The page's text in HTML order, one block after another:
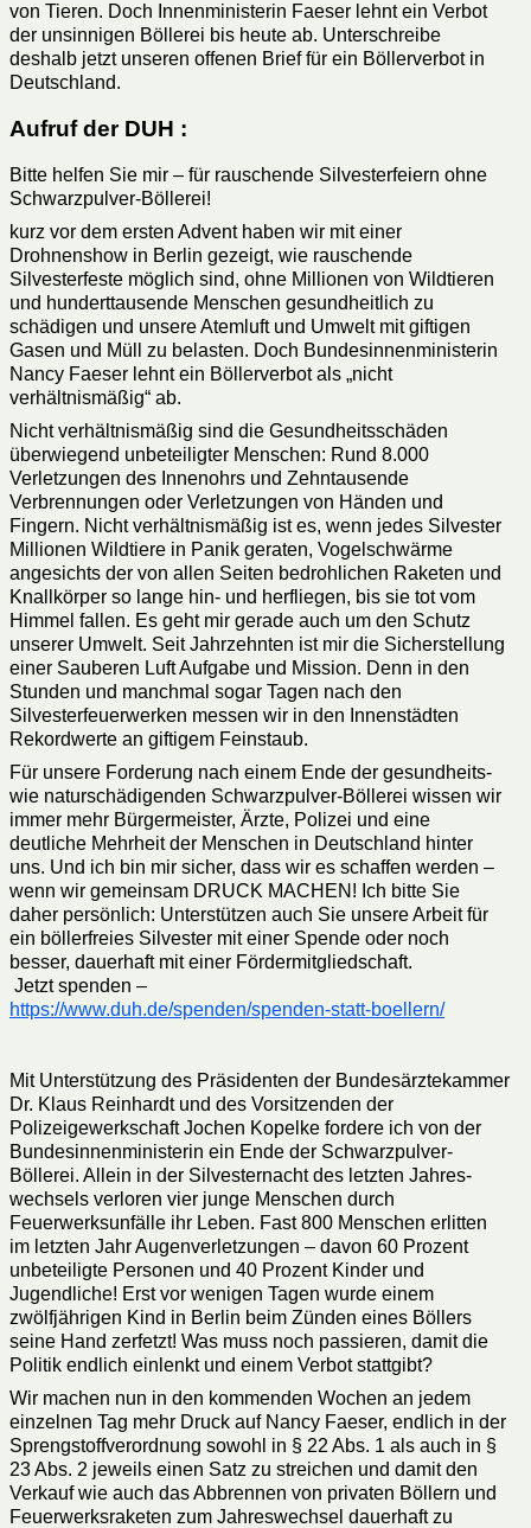
von Tieren. Doch Innenministerin Faeser lehnt ein Verbot
der unsinnigen Böllerei bis heute ab. Unterschreibe
deshalb jetzt unseren offenen Brief für ein Böllerverbot in
Deutschland.
Aufruf der DUH :
Bitte helfen Sie mir – für rauschende Silvesterfeiern ohne
Schwarzpulver-Böllerei!
kurz vor dem ersten Advent haben wir mit einer
Drohnenshow in Berlin gezeigt, wie rauschende
Silvesterfeste möglich sind, ohne Millionen von Wildtieren
und hunderttausende Menschen gesundheitlich zu
schädigen und unsere Atemluft und Umwelt mit giftigen
Gasen und Müll zu belasten. Doch Bundesinnenministerin
Nancy Faeser lehnt ein Böllerverbot als „nicht
verhältnismäßig“ ab.
Nicht verhältnismäßig sind die Gesundheitsschäden
überwiegend unbeteiligter Menschen: Rund 8.000
Verletzungen des Innenohrs und Zehntausende
Verbrennungen oder Verletzungen von Händen und
Fingern. Nicht verhältnismäßig ist es, wenn jedes Silvester
Millionen Wildtiere in Panik geraten, Vogelschwärme
angesichts der von allen Seiten bedrohlichen Raketen und
Knallkörper so lange hin- und herfliegen, bis sie tot vom
Himmel fallen. Es geht mir gerade auch um den Schutz
unserer Umwelt. Seit Jahrzehnten ist mir die Sicherstellung
einer Sauberen Luft Aufgabe und Mission. Denn in den
Stunden und manchmal sogar Tagen nach den
Silvesterfeuerwerken messen wir in den Innenstädten
Rekordwerte an giftigem Feinstaub.
Für unsere Forderung nach einem Ende der gesundheits-
wie naturschädigenden Schwarzpulver-Böllerei wissen wir
immer mehr Bürgermeister, Ärzte, Polizei und eine
deutliche Mehrheit der Menschen in Deutschland hinter
uns. Und ich bin mir sicher, dass wir es schaffen werden –
wenn wir gemeinsam DRUCK MACHEN! Ich bitte Sie
daher persönlich: Unterstützen auch Sie unsere Arbeit für
ein böllerfreies Silvester mit einer Spende oder noch
besser, dauerhaft mit einer Fördermitgliedschaft.
Jetzt spenden –
https://www.duh.de/spenden/spenden-statt-boellern/
Mit Unterstützung des Präsidenten der Bundesärztekammer
Dr. Klaus Reinhardt und des Vorsitzenden der
Polizeigewerkschaft Jochen Kopelke fordere ich von der
Bundesinnenministerin ein Ende der Schwarzpulver-
Böllerei. Allein in der Silvesternacht des letzten Jahres-
wechsels verloren vier junge Menschen durch
Feuerwerksunfälle ihr Leben. Fast 800 Menschen erlitten
im letzten Jahr Augenverletzungen – davon 60 Prozent
unbeteiligte Personen und 40 Prozent Kinder und
Jugendliche! Erst vor wenigen Tagen wurde einem
zwölfjährigen Kind in Berlin beim Zünden eines Böllers
seine Hand zerfetzt! Was muss noch passieren, damit die
Politik endlich einlenkt und einem Verbot stattgibt?
Wir machen nun in den kommenden Wochen an jedem
einzelnen Tag mehr Druck auf Nancy Faeser, endlich in der
Sprengstoffverordnung sowohl in § 22 Abs. 1 als auch in §
23 Abs. 2 jeweils einen Satz zu streichen und damit den
Verkauf wie auch das Abbrennen von privaten Böllern und
Feuerwerksraketen zum Jahreswechsel dauerhaft zu